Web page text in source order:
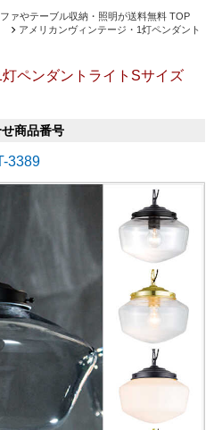
ァやテーブル収納・照明が送料無料 TOP
アメリカンヴィンテージ・1灯ペンダント
ペンダントライトSサイズ
商品番号
3389